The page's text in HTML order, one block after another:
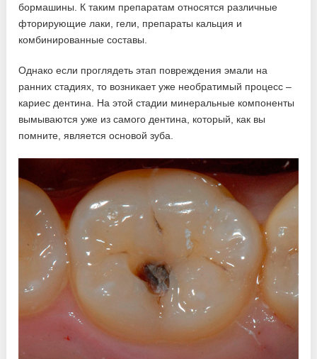
бормашины. К таким препаратам относятся различные
фторирующие лаки, гели, препараты кальция и
комбинированные составы.
Однако если проглядеть этап повреждения эмали на
ранних стадиях, то возникает уже необратимый процесс –
кариес дентина. На этой стадии минеральные компоненты
вымываются уже из самого дентина, который, как вы
помните, является основой зуба.